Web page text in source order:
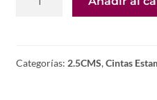
cantidad
Categorías: 2.5CMS,Cintas